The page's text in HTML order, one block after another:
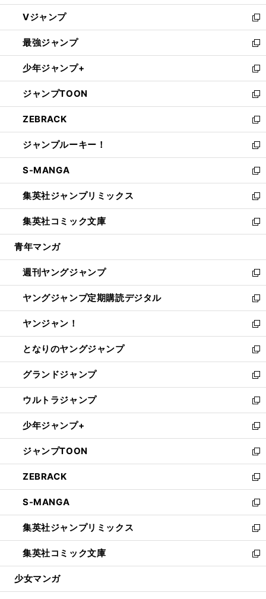
ウ
ィ
ン
ド
ウ
で
開
く
し
い
ウ
ィ
ン
ド
ウ
で
開
く
Vジャンプ
新
し
い
ウ
ィ
ン
ド
ウ
で
開
く
最強ジャンプ
新
し
い
ウ
ィ
ン
ド
ウ
で
開
く
少年ジャンプ+
新
し
い
ウ
ィ
ン
ド
ウ
で
開
く
ジャンプTOON
新
し
い
ウ
ィ
ン
ド
ウ
で
開
く
ZEBRACK
新
し
い
ウ
ィ
ン
ド
ウ
で
開
ジャンプルーキー！
新
し
い
ウ
ィ
ン
ド
ウ
開
く
S-MANGA
新
し
い
ウ
ィ
ン
ウ
で
開
く
集英社ジャンプリミックス
新
し
い
ウ
ン
ド
ウ
で
開
く
集英社コミック文庫
新
し
ウ
ィ
ン
ド
ウ
で
開
く
青年マンガ
週刊ヤングジャンプ
新
し
い
ウ
ィ
ン
ド
ウ
で
開
く
ヤングジャンプ定期購読デジタル
新
し
い
ウ
ィ
ン
ド
ウ
で
開
く
ヤンジャン！
新
し
い
ウ
ィ
ン
ド
ウ
で
開
く
となりのヤングジャンプ
新
し
い
ウ
ィ
ン
ド
ウ
で
開
く
グランドジャンプ
新
し
い
ウ
ィ
ン
ド
ウ
で
開
く
ウルトラジャンプ
新
し
い
ウ
ィ
ン
ド
ウ
で
開
く
少年ジャンプ+
新
し
い
ウ
ィ
ン
ド
ウ
で
開
く
ジャンプTOON
新
し
い
ウ
ィ
ン
ド
ウ
で
開
ZEBRACK
新
し
い
ウ
ィ
ン
ド
ウ
開
S-MANGA
新
し
い
ウ
ィ
ン
ウ
集英社ジャンプリミックス
新
し
い
ウ
ン
集英社コミック文庫
新
し
ウ
少女マンガ